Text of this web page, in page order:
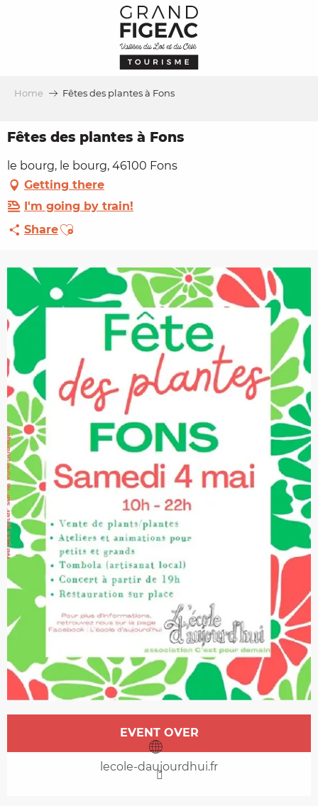
Home Fêtes des plantes à Fons
Fêtes des plantes à Fons
le bourg, le bourg, 46100 Fons
Getting there
I'm going by train!
ShareAjouter aux favoris
Opening hours & contact details
EVENT OVER
lecole-daujourdhui.fr